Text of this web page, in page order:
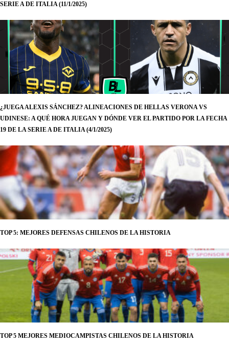
SERIE A DE ITALIA (11/1/2025)
¿JUEGA ALEXIS SÁNCHEZ? ALINEACIONES DE HELLAS VERONA VS
UDINESE: A QUÉ HORA JUEGAN Y DÓNDE VER EL PARTIDO POR LA FECHA
19 DE LA SERIE A DE ITALIA (4/1/2025)
TOP 5: MEJORES DEFENSAS CHILENOS DE LA HISTORIA
TOP 5 MEJORES MEDIOCAMPISTAS CHILENOS DE LA HISTORIA